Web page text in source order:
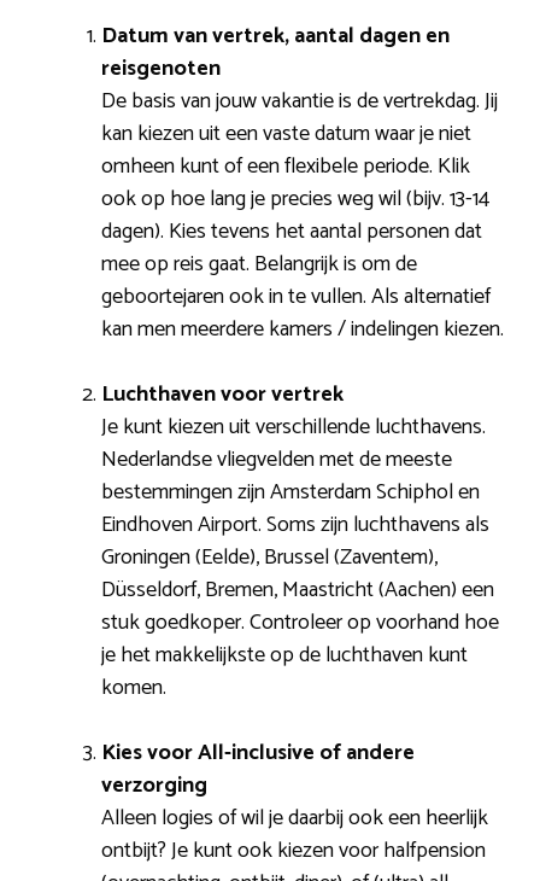
Datum van vertrek, aantal dagen en
reisgenoten
De basis van jouw vakantie is de vertrekdag. Jij
kan kiezen uit een vaste datum waar je niet
omheen kunt of een flexibele periode. Klik
ook op hoe lang je precies weg wil (bijv. 13-14
dagen). Kies tevens het aantal personen dat
mee op reis gaat. Belangrijk is om de
geboortejaren ook in te vullen. Als alternatief
kan men meerdere kamers / indelingen kiezen.
Luchthaven voor vertrek
Je kunt kiezen uit verschillende luchthavens.
Nederlandse vliegvelden met de meeste
bestemmingen zijn Amsterdam Schiphol en
Eindhoven Airport. Soms zijn luchthavens als
Groningen (Eelde), Brussel (Zaventem),
Düsseldorf, Bremen, Maastricht (Aachen) een
stuk goedkoper. Controleer op voorhand hoe
je het makkelijkste op de luchthaven kunt
komen.
Kies voor All-inclusive of andere
verzorging
Alleen logies of wil je daarbij ook een heerlijk
ontbijt? Je kunt ook kiezen voor halfpension